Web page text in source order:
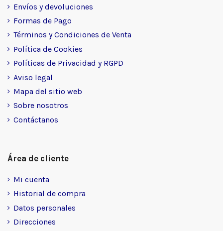
Envíos y devoluciones
Formas de Pago
Términos y Condiciones de Venta
Política de Cookies
Políticas de Privacidad y RGPD
Aviso legal
Mapa del sitio web
Sobre nosotros
Contáctanos
Área de cliente
Mi cuenta
Historial de compra
Datos personales
Direcciones